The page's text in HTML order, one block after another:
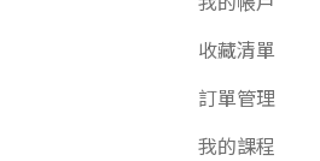
收藏清單
訂單管理
我的課程